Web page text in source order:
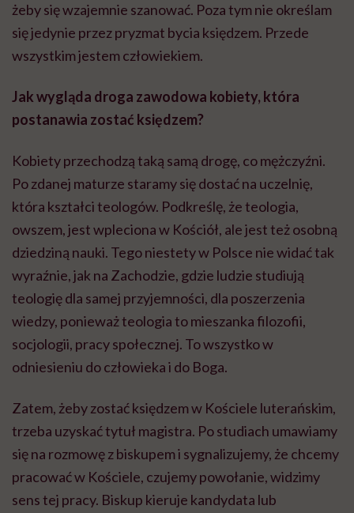
żeby się wzajemnie szanować. Poza tym nie określam
się jedynie przez pryzmat bycia księdzem. Przede
wszystkim jestem człowiekiem.
Jak wygląda droga zawodowa kobiety, która
postanawia zostać księdzem?
Kobiety przechodzą taką samą drogę, co mężczyźni.
Po zdanej maturze staramy się dostać na uczelnię,
która kształci teologów. Podkreślę, że teologia,
owszem, jest wpleciona w Kościół, ale jest też osobną
dziedziną nauki. Tego niestety w Polsce nie widać tak
wyraźnie, jak na Zachodzie, gdzie ludzie studiują
teologię dla samej przyjemności, dla poszerzenia
wiedzy, ponieważ teologia to mieszanka filozofii,
socjologii, pracy społecznej. To wszystko w
odniesieniu do człowieka i do Boga.
Zatem, żeby zostać księdzem w Kościele luterańskim,
trzeba uzyskać tytuł magistra. Po studiach umawiamy
się na rozmowę z biskupem i sygnalizujemy, że chcemy
pracować w Kościele, czujemy powołanie, widzimy
sens tej pracy. Biskup kieruje kandydata lub